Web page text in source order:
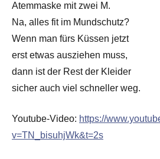
Atemmaske mit zwei M.
Na, alles fit im Mundschutz?
Wenn man fürs Küssen jetzt
erst etwas ausziehen muss,
dann ist der Rest der Kleider
sicher auch viel schneller weg.
Youtube-Video: https://
v=TN_bisuhjWk&t=2s